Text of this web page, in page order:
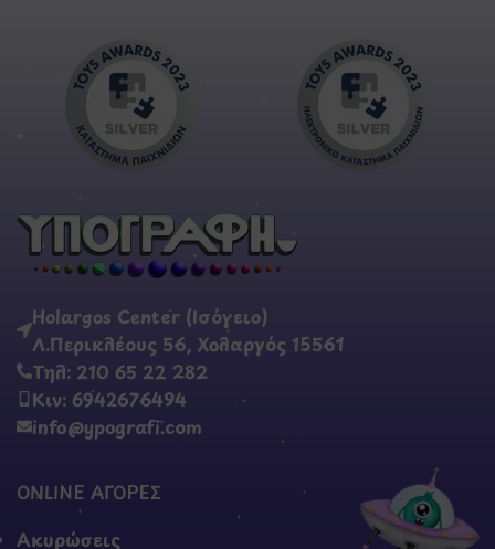
Holargos Center (Ισόγειο)
Λ.Περικλέους 56, Χολαργός 15561
Τηλ: 210 65 22 282
Κιν: 6942676494
info@ypografi.com
ONLINE ΑΓΟΡΕΣ
Ακυρώσεις